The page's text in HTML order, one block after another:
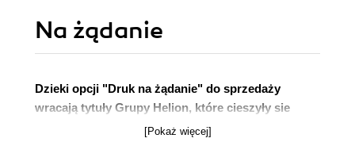
Na żądanie
Dzieki opcji "Druk na żądanie" do sprzedaży
wracają tytuły Grupy Helion, które cieszyły sie
dużym zainteresowaniem, a których nakład został
[Pokaż więcej]